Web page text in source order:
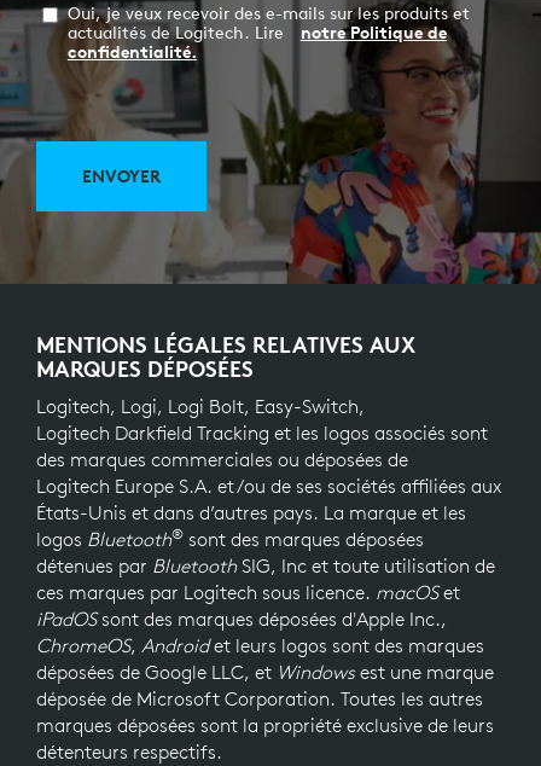
Oui, je veux recevoir des e-mails sur les produits et
actualités de Logitech. Lire
notre Politique de
confidentialité.
ENVOYER
MENTIONS LÉGALES RELATIVES AUX
MARQUES DÉPOSÉES
Logitech, Logi, Logi Bolt, Easy-Switch,
Logitech Darkfield Tracking et les logos associés sont
des marques commerciales ou déposées de
Logitech Europe S.A. et/ou de ses sociétés affiliées aux
États-Unis et dans d’autres pays. La marque et les
logos Bluetooth® sont des marques déposées
détenues par BluetoothSIG, Inc et toute utilisation de
ces marques par Logitech sous licence. macOSet
iPadOSsont des marques déposées d'Apple Inc.,
ChromeOS, Androidet leurs logos sont des marques
déposées de Google LLC, et Windowsest une marque
déposée de Microsoft Corporation. Toutes les autres
marques déposées sont la propriété exclusive de leurs
détenteurs respectifs.